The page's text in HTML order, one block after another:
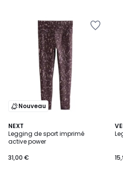
Nouveau
NEXT
Legging de sport imprimé
active power
31,00 €